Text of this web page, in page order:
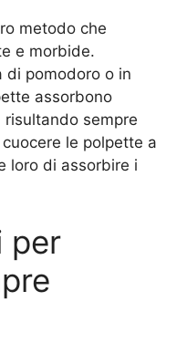
metodo che
e morbide.
di pomodoro o in
assorbono
sempre
le polpette a
loro di assorbire i
per